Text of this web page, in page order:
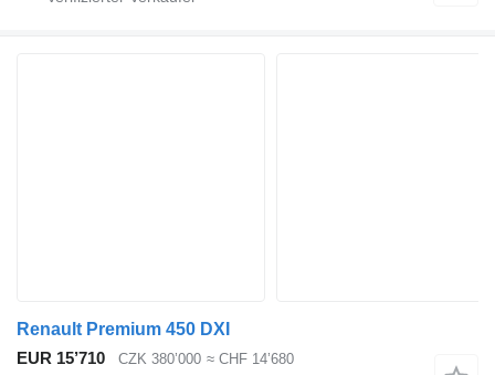
Renault Premium 450 DXI
EUR 15’710
CZK 380’000 ≈ CHF 14’680